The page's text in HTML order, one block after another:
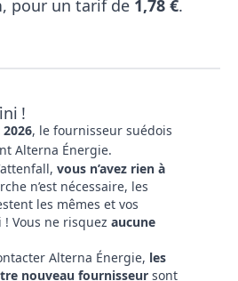
, pour un tarif de 1,78 €.
!
, le fournisseur suédois
Alterna Énergie.
vous n’avez rien à
n’est nécessaire, les
les mêmes et vos
Vous ne risquez aucune
Alterna Énergie, les
nouveau fournisseur sont